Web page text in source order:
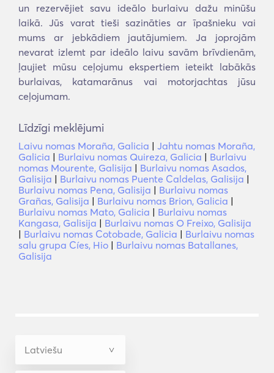
un rezervējiet savu ideālo burlaivu dažu minūšu
laikā. Jūs varat tieši sazināties ar īpašnieku vai
mums ar jebkādiem jautājumiem. Ja joprojām
nevarat izlemt par ideālo laivu savām brīvdienām,
ļaujiet mūsu ceļojumu ekspertiem ieteikt labākās
burlaivas, katamarānus vai motorjachtas jūsu
ceļojumam.
Līdzīgi meklējumi
Laivu nomas Moraña, Galicia | Jahtu nomas Moraña,
Galicia | Burlaivu nomas Quireza, Galicia | Burlaivu
nomas Mourente, Galisija | Burlaivu nomas Asados,
Galisija | Burlaivu nomas Puente Caldelas, Galisija |
Burlaivu nomas Pena, Galisija | Burlaivu nomas
Grañas, Galisija | Burlaivu nomas Brion, Galicia |
Burlaivu nomas Mato, Galicia | Burlaivu nomas
Kangasa, Galisija | Burlaivu nomas O Freixo, Galisija
| Burlaivu nomas Cotobade, Galicia | Burlaivu nomas
salu grupa Cíes, Hio | Burlaivu nomas Batallanes,
Galisija